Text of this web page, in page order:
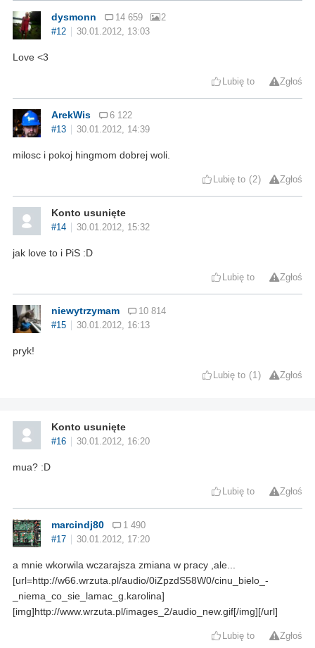
dysmonn 14 659
2
#12
30.01.2012, 13:03
Love <3
Lubię to Zgłoś
ArekWis
6 122
#13
30.01.2012, 14:39
milosc i pokoj hingmom dobrej woli.
Lubię to 2 Zgłoś
Konto usunięte
#14 30.01.2012, 15:32
jak love to i PiS :D
Lubię to Zgłoś
niewytrzymam
10 814
#15
30.01.2012, 16:13
pryk!
Lubię to 1 Zgłoś
Konto usunięte
#16 30.01.2012, 16:20
mua? :D
Lubię to Zgłoś
marcindj80
1 490
#17
30.01.2012, 17:20
a mnie wkorwila wczarajsza zmiana w pracy ,ale...
[url=http://w66.wrzuta.pl/audio/0iZpzdS58W0/cinu_bielo_-
_niema_co_sie_lamac_g.karolina]
[img]http://www.wrzuta.pl/images_2/audio_new.gif[/img][/url]
Lubię to Zgłoś